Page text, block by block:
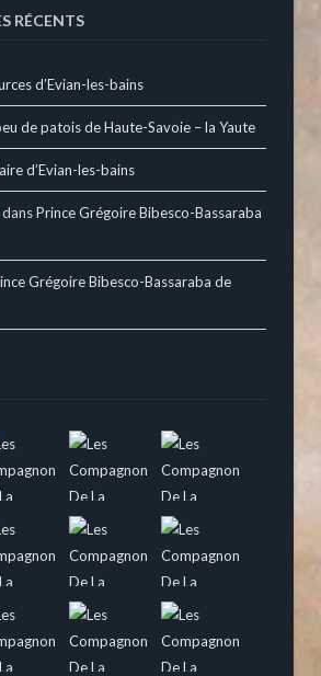
RÉCENTS
d’Evian-les-bains
de patois de Haute-Savoie – la Yaute
d’Evian-les-bains
dansPrince Grégoire Bibesco-Bassaraba
Grégoire Bibesco-Bassaraba de